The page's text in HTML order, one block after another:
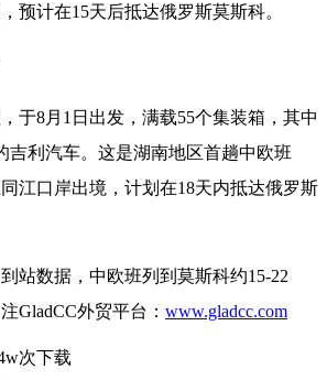
预计在15天后抵达俄罗斯莫斯科。
于8月 1 日出发，满载55个集装箱，其中
吉利汽车。这是湖南地区首趟中欧班
江口岸出境，计划在18天内抵达俄罗斯
站数据，中欧班列到莫斯科约15-22
GladCC外贸平台： www.gladcc.com
次下载